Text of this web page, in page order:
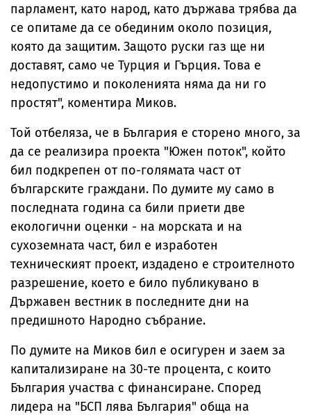
парламент, като народ, като държава трябва да
се опитаме да се обединим около позиция,
която да защитим. Защото руски газ ще ни
доставят, само че Турция и Гърция. Това е
недопустимо и поколенията няма да ни го
простят", коментира Миков.
Той отбеляза, че в България е сторено много, за
да се реализира проекта "Южен поток", който
бил подкрепен от по-голямата част от
българските граждани. По думите му само в
последната година са били приети две
екологични оценки - на морската и на
сухоземната част, бил е изработен
техническият проект, издадено е строителното
разрешение, което е било публикувано в
Държавен вестник в последните дни на
предишното Народно събрание.
По думите на Миков бил е осигурен и заем за
капитализиране на 30-те процента, с които
България участва с финансиране. Според
лидера на "БСП лява България" обща на